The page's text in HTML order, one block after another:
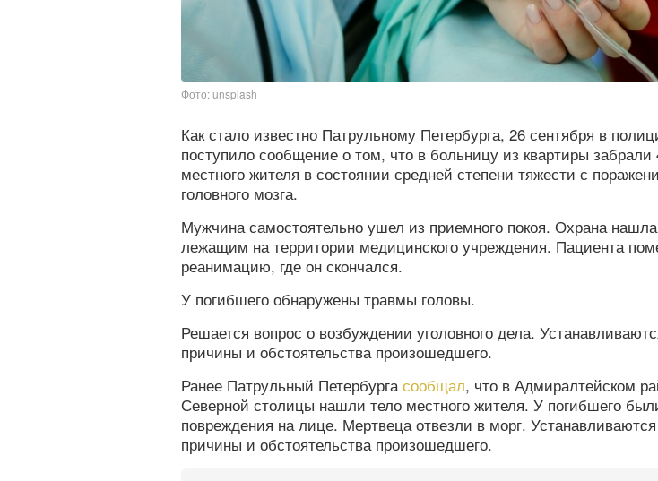
Фото: unsplash
Как стало известно Патрульному Петербурга, 26 сентября в
поступило сообщение о том, что в больницу из квартиры забрали
местного жителя в состоянии средней степени тяжести с
головного мозга.
Мужчина самостоятельно ушел из приемного покоя. Охрана нашла
лежащим на территории медицинского учреждения. Пациента
реанимацию, где он скончался.
У погибшего обнаружены травмы головы.
Решается вопрос о возбуждении уголовного дела.
причины и обстоятельства произошедшего.
Ранее Патрульный Петербургасообщал, что в Адмиралтейском
Северной столицы нашли тело местного жителя. У погибшего
повреждения на лице. Мертвеца отвезли в морг.
причины и обстоятельства произошедшего.